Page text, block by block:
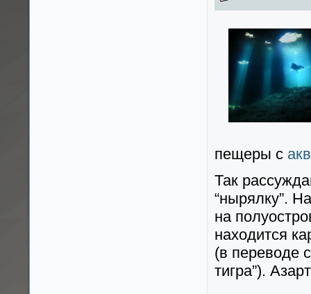
пещеры с
Так
“нырялку”.
на
находится
(в переводе
тигра”).